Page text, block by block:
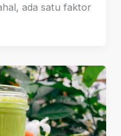
ada satu faktor